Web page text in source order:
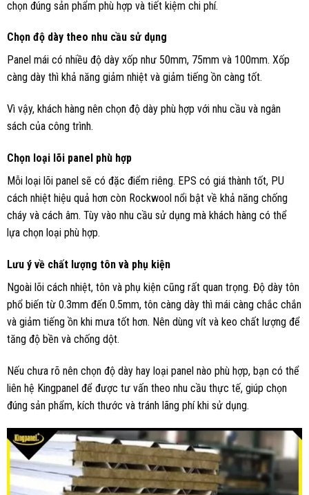
chọn đúng sản phẩm phù hợp và tiết kiệm chi phí.
Chọn độ dày theo nhu cầu sử dụng
Panel mái có nhiều độ dày xốp như 50mm, 75mm và 100mm. Xốp
càng dày thì khả năng giảm nhiệt và giảm tiếng ồn càng tốt.
Vì vậy, khách hàng nên chọn độ dày phù hợp với nhu cầu và ngân
sách của công trình.
Chọn loại lõi panel phù hợp
Mỗi loại lõi panel sẽ có đặc điểm riêng. EPS có giá thành tốt, PU
cách nhiệt hiệu quả hơn còn Rockwool nổi bật về khả năng chống
cháy và cách âm. Tùy vào nhu cầu sử dụng mà khách hàng có thể
lựa chọn loại phù hợp.
Lưu ý về chất lượng tôn và phụ kiện
Ngoài lõi cách nhiệt, tôn và phụ kiện cũng rất quan trọng. Độ dày tôn
phổ biến từ 0.3mm đến 0.5mm, tôn càng dày thì mái càng chắc chắn
và giảm tiếng ồn khi mưa tốt hơn. Nên dùng vít và keo chất lượng để
tăng độ bền và chống dột.
Nếu chưa rõ nên chọn độ dày hay loại panel nào phù hợp, bạn có thể
liên hệ Kingpanel để được tư vấn theo nhu cầu thực tế, giúp chọn
đúng sản phẩm, kích thước và tránh lãng phí khi sử dụng.